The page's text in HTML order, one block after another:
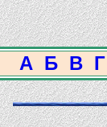
А Б В Г